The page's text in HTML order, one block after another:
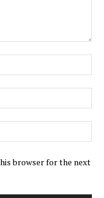
browser for the next